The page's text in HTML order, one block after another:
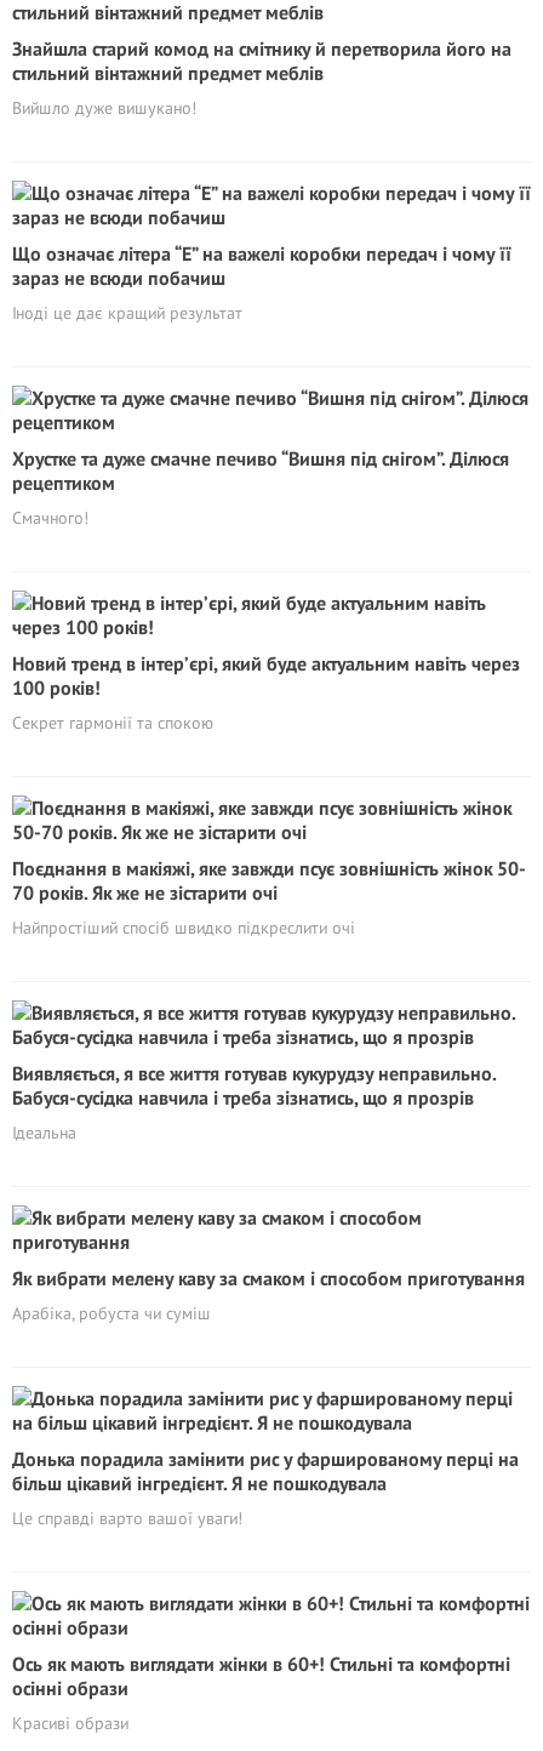
Знайшла старий комод на смітнику й перетворила його на
стильний вінтажний предмет меблів
Вийшло дуже вишукано!
Що означає літера “E” на важелі коробки передач і чому її
зараз не всюди побачиш
Іноді це дає кращий результат
Хрустке та дуже смачне печиво “Вишня під снігом”. Ділюся
рецептиком
Смачного!
Новий тренд в інтер’єрі, який буде актуальним навіть через
100 років!
Секрет гармонії та спокою
Поєднання в макіяжі, яке завжди псує зовнішність жінок 50-
70 років. Як же не зістарити очі
Найпростіший спосіб швидко підкреслити очі
Виявляється, я все життя готував кукурудзу неправильно.
Бабуся-сусідка навчила і треба зізнатись, що я прозрів
Ідеальна
Як вибрати мелену каву за смаком і способом приготування
Арабіка, робуста чи суміш
Донька порадила замінити рис у фаршированому перці на
більш цікавий інгредієнт. Я не пошкодувала
Це справді варто вашої уваги!
Ось як мають виглядати жінки в 60+! Стильні та комфортні
осінні образи
Красиві образи